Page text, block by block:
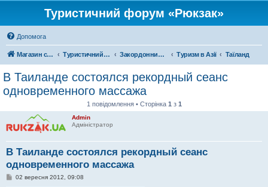
Туристичний форум «Рюкзак»
Допомога
Магазин спорядження Туристичний форум «Рюкзак» Закордонний туризм Туризм в Азії Таїланд
В Таиланде состоялся рекордный сеанс
одновременного массажа
1 повідомлення • Сторінка 1 з 1
Admin
Адміністратор
В Таиланде состоялся рекордный сеанс
одновременного массажа
П02 вересня 2012, 09:08